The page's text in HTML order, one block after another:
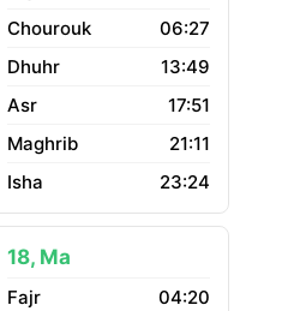
06:27
13:49
17:51
21:11
23:24
18, Ma
04:20